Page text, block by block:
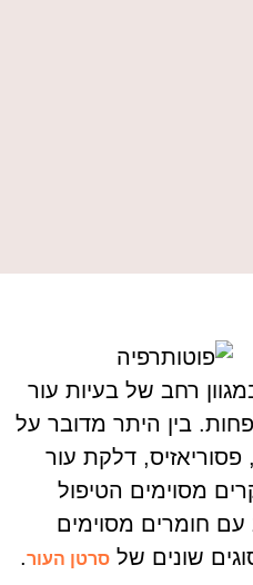
רחב של בעיות עור
בין היתר מדובר על
פסוריאזיס, דלקת עור
מסוימים הטיפול
עם חומרים מסוימים
שונים של סרטן העור.